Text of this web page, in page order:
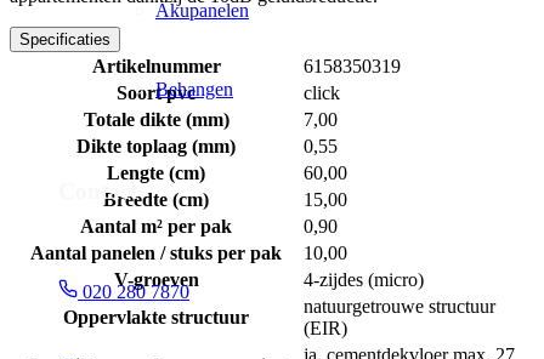
Akupanelen
Behangen
Contact
020 280 7870
Specificaties
Artikelnummer
6158350319
Soort pvc
click
Totale dikte (mm)
7,00
Dikte toplaag (mm)
0,55
Lengte (cm)
60,00
Breedte (cm)
15,00
Aantal m² per pak
0,90
Aantal panelen / stuks per pak
10,00
V-groeven
4-zijdes (micro)
Oppervlakte structuur
natuurgetrouwe structuur
(EIR)